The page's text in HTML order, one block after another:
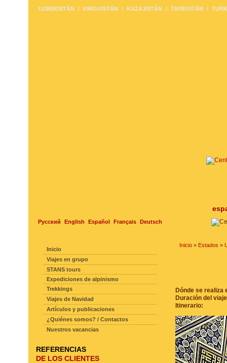
Русский English Español Français Deutsch
UZBEKISTÁN KIRGUISTÁN KAZAJISTÁN TAYIKISTÁN
Inicio » Estados »
Dónde se realiza
Duración del
Itinerario:
Inicio
Viajes en grupo
STANS tours
Expediciones de alpinismo
Trekkings
Viajes de Navidad
Artículos y publicaciones
¿Quiénes somos? / Contactos
Nuestros vacancias
REFERENCIAS
DE LOS CLIENTES